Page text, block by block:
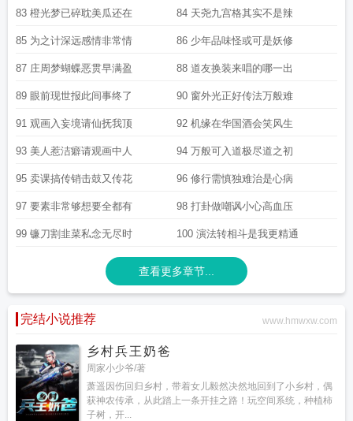
83 橙光梦已碎耽美瓜还在 84 天尧九宫格其实不是辣
85 为之计深远感情非常情 86 少年品味怪或可是妖修
87 庄周梦蝴蝶恶贯早满盈 88 道友换装来唱的哪一出
89 眼前现世报此间事终了 90 窗外光正好传法万般难
91 观画入妄境请仙抚我顶 92 机缘在华国酒会笑风生
93 美人惹洁癖请观画中人 94 万般可入道极尽道之初
95 卖课搞传销击鼓又传花 96 修行需慎独难治是心病
97 要素非常够想要全都有 98 打卦做嘲讽小心高血压
99 镰刀割韭菜私念无尽时 100 演法转相斗是我更精通
查看更多章节...
完结小说推荐 www.hmwxw.com
乡村兵王奶爸
周家小少爷/著
萧遥因伤回归乡村，带着女儿毅然决然地回到了小乡村，偶
获神农传承，从此踏上一条开挂之路！玩空间系统，种植柿
子树，开...